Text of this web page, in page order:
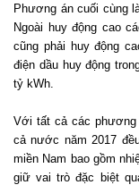
Phương án cuối cùng
Ngoài huy động cao
cũng phải huy động
điện dầu huy động
tỷ kWh.
Với tất cả các phương
cả nước năm 2017
miền Nam bao gồm
giữ vai trò đặc biệt